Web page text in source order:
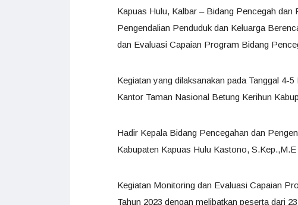
Kapuas Hulu, Kalbar – Bidang Pencegah
Pengendalian Penduduk dan Keluarga
dan Evaluasi Capaian Program Bidang
Kegiatan yang dilaksanakan pada Tanggal 4-
Kantor Taman Nasional Betung Kerihun
Hadir Kepala Bidang Pencegahan dan
Kabupaten Kapuas Hulu Kastono,
Kegiatan Monitoring dan Evaluasi Capaian
Tahun 2023 dengan melibatkan peserta dari